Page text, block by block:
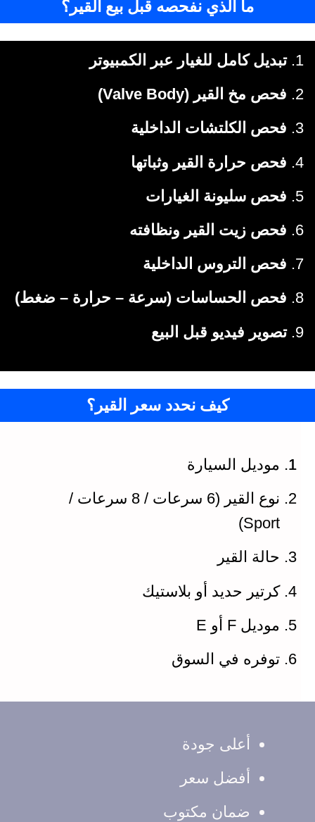
ما الذي نفحصه قبل بيع القير؟
تبديل كامل للغيار عبر الكمبيوتر
فحص مخ القير (Valve Body)
فحص الكلتشات الداخلية
فحص حرارة القير وثباتها
فحص سليونة الغيارات
فحص زيت القير ونظافته
فحص التروس الداخلية
فحص الحساسات (سرعة – حرارة – ضغط)
تصوير فيديو قبل البيع
كيف نحدد سعر القير؟
موديل السيارة
نوع القير (6 سرعات / 8 سرعات /
Sport)
حالة القير
كرتير حديد أو بلاستيك
موديل F أو E
توفره في السوق
أعلى جودة
أفضل سعر
ضمان مكتوب